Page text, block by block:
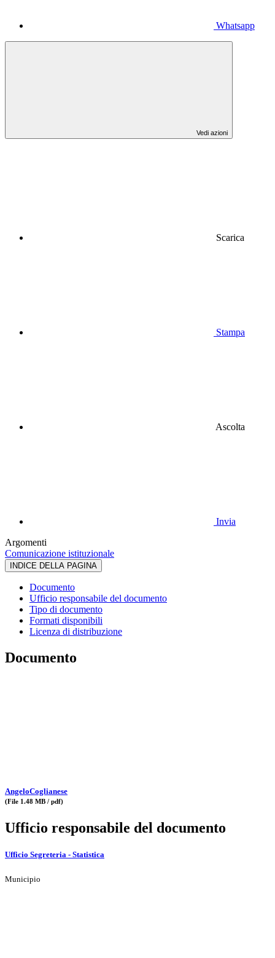
Whatsapp
Vedi azioni
Scarica
Stampa
Ascolta
Invia
Argomenti
Comunicazione istituzionale
INDICE DELLA PAGINA
Documento
Ufficio responsabile del documento
Tipo di documento
Formati disponibili
Licenza di distribuzione
Documento
AngeloCoglianese
(File 1.48 MB / pdf)
Ufficio responsabile del documento
Ufficio Segreteria - Statistica
Municipio